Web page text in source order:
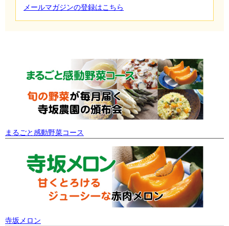
メールマガジンの登録はこちら
まるごと感動野菜コース
寺坂メロン